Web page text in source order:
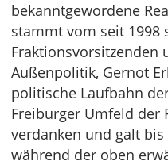
bekanntgewordene
stammt vom seit 1998
Fraktionsvorsitzenden
Außenpolitik, Gernot
politische Laufbahn
Freiburger Umfeld der
verdanken und galt
während der oben